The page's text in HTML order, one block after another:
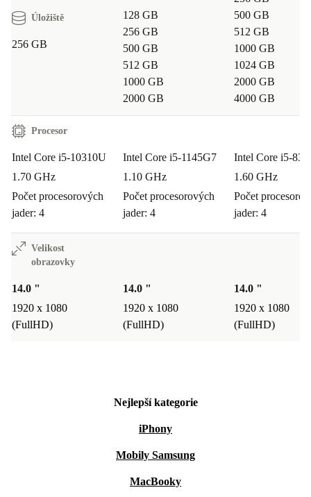
Úložiště
256 GB
128 GB
256 GB
500 GB
512 GB
1000 GB
2000 GB
500 GB
512 GB
1000 GB
1024 GB
2000 GB
4000 GB
Procesor
Intel Core i5-10310U
1.70 GHz
Počet procesorových
jader: 4
Intel Core i5-1145G7
1.10 GHz
Počet procesorových
jader: 4
Intel Core i5-
1.60 GHz
Počet
jader: 4
Velikost
obrazovky
14.0 "
1920 x 1080
(FullHD)
14.0 "
1920 x 1080
(FullHD)
14.0 "
1920 x 1080
(FullHD)
Nejlepší kategorie
iPhony
Mobily Samsung
MacBooky